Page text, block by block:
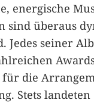
energische
sind überaus
Jedes seiner
die
Stets